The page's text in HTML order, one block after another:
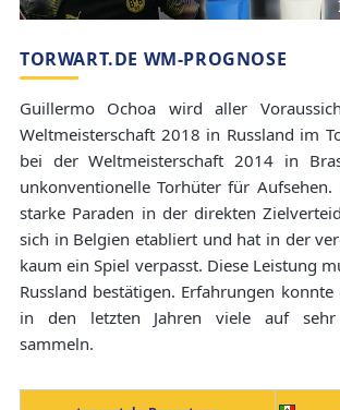
TORWART.DE WM-PROGNOSE
Guillermo Ochoa wird aller
Weltmeisterschaft 2018 in Russland im
bei der Weltmeisterschaft 2014 in
unkonventionelle Torhüter für Aufsehen.
starke Paraden in der direkten
sich in Belgien etabliert und hat in der
kaum ein Spiel verpasst. Diese Leistung
Russland bestätigen. Erfahrungen konnte
in den letzten Jahren viele auf sehr
sammeln.